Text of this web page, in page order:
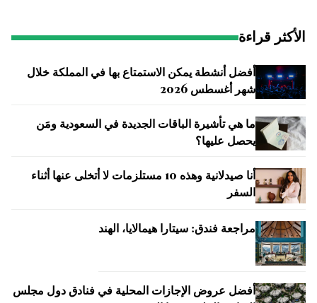
الأكثر قراءة
أفضل أنشطة يمكن الاستمتاع بها في المملكة خلال
شهر أغسطس 2026
ما هي تأشيرة الباقات الجديدة في السعودية ومَن
يحصل عليها؟
أنا صيدلانية وهذه 10 مستلزمات لا أتخلى عنها أثناء
السفر
مراجعة فندق: سيتارا هيمالايا، الهند
أفضل عروض الإجازات المحلية في فنادق دول مجلس